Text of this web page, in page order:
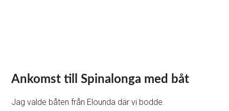
Ankomst till Spinalonga med båt
Jag valde båten från Elounda där vi bodde.